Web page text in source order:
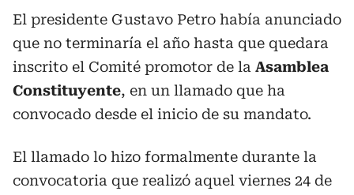
El presidente Gustavo Petro había anunciado
que no terminaría el año hasta que quedara
inscrito el Comité promotor de la Asamblea
Constituyente, en un llamado que ha
convocado desde el inicio de su mandato.
El llamado lo hizo formalmente durante la
convocatoria que realizó aquel viernes 24 de